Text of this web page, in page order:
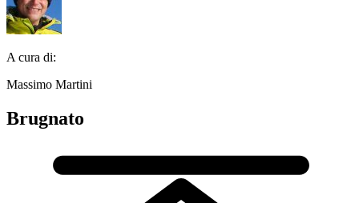
A cura di:
Massimo Martini
Brugnato